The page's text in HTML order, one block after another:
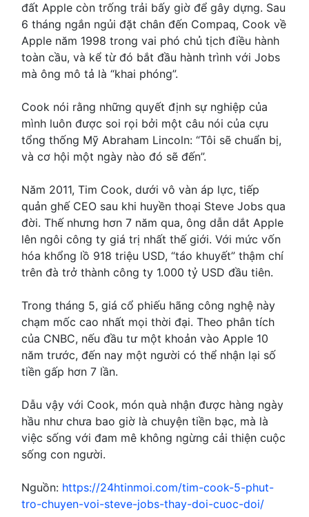
đất Apple còn trống trải bấy giờ để gây dựng. Sau
6 tháng ngắn ngủi đặt chân đến Compaq, Cook về
Apple năm 1998 trong vai phó chủ tịch điều hành
toàn cầu, và kể từ đó bắt đầu hành trình với Jobs
mà ông mô tả là “khai phóng”.
Cook nói rằng những quyết định sự nghiệp của
mình luôn được soi rọi bởi một câu nói của cựu
tổng thống Mỹ Abraham Lincoln: “Tôi sẽ chuẩn bị,
và cơ hội một ngày nào đó sẽ đến”.
Năm 2011, Tim Cook, dưới vô vàn áp lực, tiếp
quản ghế CEO sau khi huyền thoại Steve Jobs qua
đời. Thế nhưng hơn 7 năm qua, ông dẫn dắt Apple
lên ngôi công ty giá trị nhất thế giới. Với mức vốn
hóa khổng lồ 918 triệu USD, “táo khuyết” thậm chí
trên đà trở thành công ty 1.000 tỷ USD đầu tiên.
Trong tháng 5, giá cổ phiếu hãng công nghệ này
chạm mốc cao nhất mọi thời đại. Theo phân tích
của CNBC, nếu đầu tư một khoản vào Apple 10
năm trước, đến nay một người có thể nhận lại số
tiền gấp hơn 7 lần.
Dẫu vậy với Cook, món quà nhận được hàng ngày
hầu như chưa bao giờ là chuyện tiền bạc, mà là
việc sống với đam mê không ngừng cải thiện cuộc
sống con người.
Nguồn: https://24htinmoi.com/tim-cook-5-phut-
tro-chuyen-voi-steve-jobs-thay-doi-cuoc-doi/